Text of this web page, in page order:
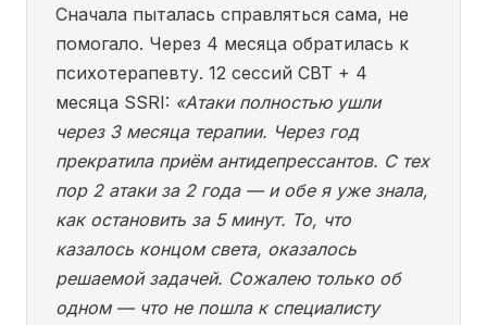
Сначала пыталась справляться сама, не
помогало. Через 4 месяца обратилась к
психотерапевту. 12 сессий CBT + 4
месяца SSRI: «Атаки полностью ушли
через 3 месяца терапии. Через год
прекратила приём антидепрессантов. С тех
пор 2 атаки за 2 года — и обе я уже знала,
как остановить за 5 минут. То, что
казалось концом света, оказалось
решаемой задачей. Сожалею только об
одном — что не пошла к специалисту